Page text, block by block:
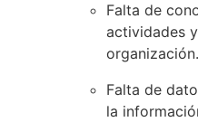
Falta de
actividades
organización.
Falta de
la